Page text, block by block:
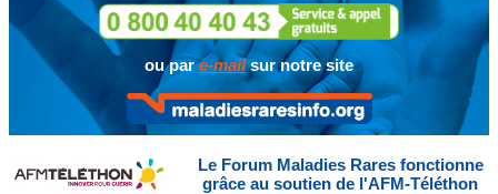
ou pare-mailsur notre site
Le Forum Maladies Rares fonctionne
grâce au soutien de l'AFM-Téléthon